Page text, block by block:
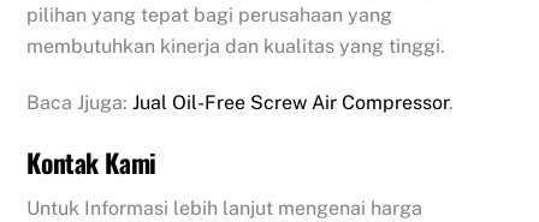
pilihan yang tepat bagi perusahaan yang
membutuhkan kinerja dan kualitas yang tinggi.
Baca Jjuga:Jual Oil-Free Screw Air Compressor.
Kontak Kami
Untuk Informasi lebih lanjut mengenai harga